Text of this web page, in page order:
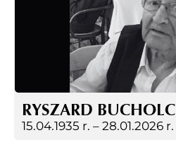
RYSZARD BUCHOLC
15.04.1935 r. – 28.01.2026 r.